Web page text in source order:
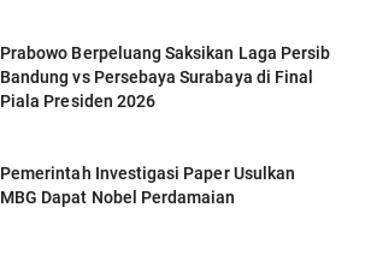
Prabowo Berpeluang Saksikan Laga Persib
Bandung vs Persebaya Surabaya di Final
Piala Presiden 2026
Pemerintah Investigasi Paper Usulkan
MBG Dapat Nobel Perdamaian